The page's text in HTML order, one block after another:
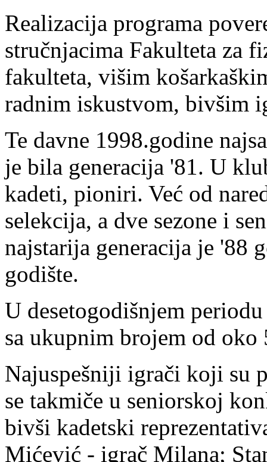
Realizacija programa
stručnjacima Fakulteta za
fakulteta, višim
radnim iskustvom, bivšim
Te davne 1998.godine
je bila generacija '81. U
kadeti, pioniri. Već od
selekcija, a dve sezone i
najstarija generacija je '88
godište.
U desetogodišnjem
sa ukupnim brojem od oko
Najuspešniji igrači koji su
se takmiče u seniorskoj
bivši kadetski
Mićević - igrač Milana;